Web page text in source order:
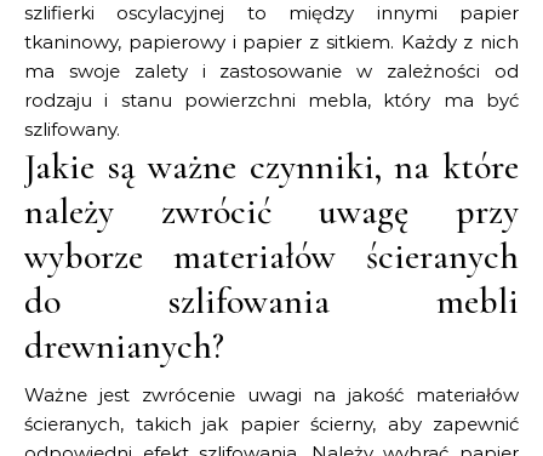
szlifierki oscylacyjnej to między innymi papier
tkaninowy, papierowy i papier z sitkiem. Każdy z nich
ma swoje zalety i zastosowanie w zależności od
rodzaju i stanu powierzchni mebla, który ma być
szlifowany.
Jakie są ważne czynniki, na które
należy zwrócić uwagę przy
wyborze materiałów ścieranych
do szlifowania mebli
drewnianych?
Ważne jest zwrócenie uwagi na jakość materiałów
ścieranych, takich jak papier ścierny, aby zapewnić